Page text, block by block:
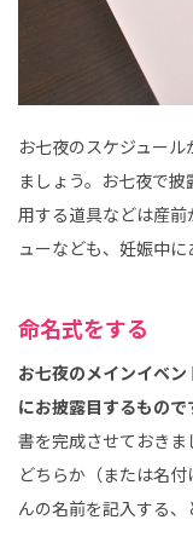
お七夜のスケジュー
ましょう。お七夜で
用する道具などは産
ューなども、妊娠中に
命名式をする
お七夜のメインイベ
にお披露目するもので
書を完成させておき
どちらか（または名
んの名前を記入する、